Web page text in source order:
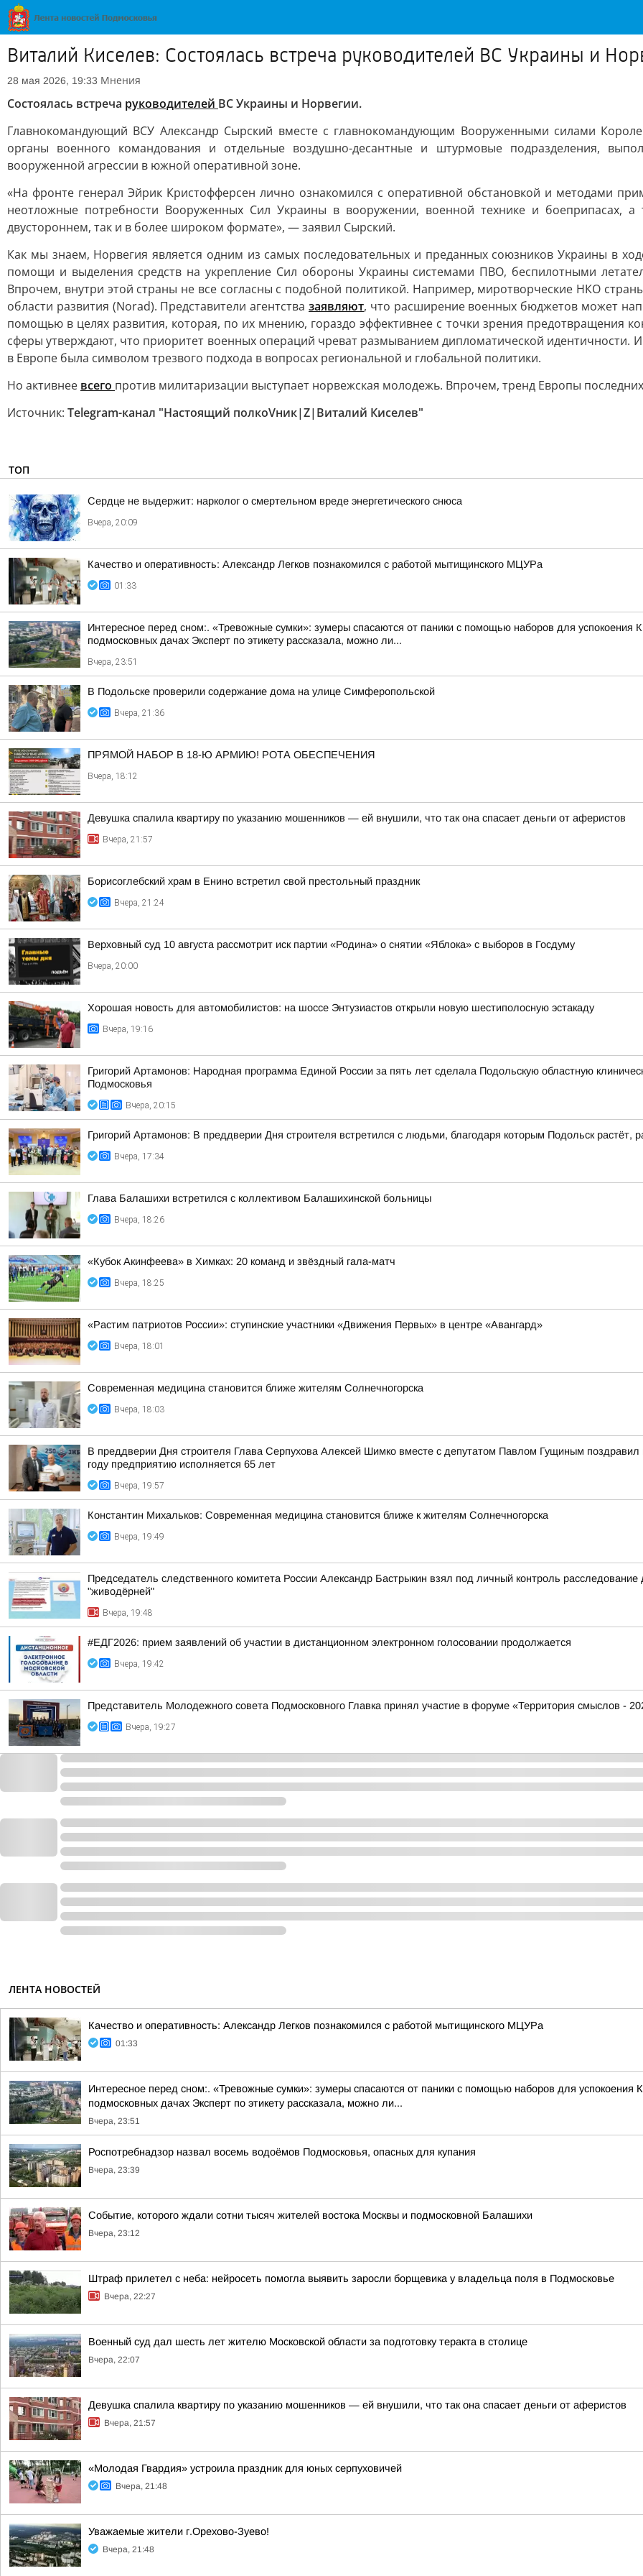
Виталий Киселев: Состоялась встреча руководителей ВС Украины и
28 мая 2026, 19:33 Мнения
Состоялась встреча руководителей ВС Украины и Норвегии.
Главнокомандующий ВСУ Александр Сырский вместе с главнокомандующим Вооруженными силами
органы военного командования и отдельные воздушно-десантные и штурмовые подразделения,
вооруженной агрессии в южной оперативной зоне.
«На фронте генерал Эйрик Кристофферсен лично ознакомился с оперативной обстановкой и методами
неотложные потребности Вооруженных Сил Украины в вооружении, военной технике и боеприпасах, а
двустороннем, так и в более широком формате», — заявил Сырский.
Как мы знаем, Норвегия является одним из самых последовательных и преданных союзников Украины в
помощи и выделения средств на укрепление Сил обороны Украины системами ПВО, беспилотными
Впрочем, внутри этой страны не все согласны с подобной политикой. Например, миротворческие НКО
области развития (Norad). Представители агентства заявляют, что расширение военных бюджетов может
помощью в целях развития, которая, по их мнению, гораздо эффективнее с точки зрения предотвращения
сферы утверждают, что приоритет военных операций чреват размыванием дипломатической
в Европе была символом трезвого подхода в вопросах региональной и глобальной политики.
Но активнее всего против милитаризации выступает норвежская молодежь. Впрочем, тренд Европы
Источник: Telegram-канал "Настоящий полкоVник|Z|Виталий Киселев"
ТОП
Сердце не выдержит: нарколог о смертельном вреде энергетического снюса
Вчера, 20:09
Качество и оперативность: Александр Легков познакомился с работой мытищинского МЦУРа
01:33
Интересное перед сном:. «Тревожные сумки»: зумеры спасаются от паники с помощью наборов для успокоения
подмосковных дачах Эксперт по этикету рассказала, можно ли...
Вчера, 23:51
В Подольске проверили содержание дома на улице Симферопольской
Вчера, 21:36
ПРЯМОЙ НАБОР В 18-Ю АРМИЮ! РОТА ОБЕСПЕЧЕНИЯ
Вчера, 18:12
Девушка спалила квартиру по указанию мошенников — ей внушили, что так она спасает деньги от аферистов
Вчера, 21:57
Борисоглебский храм в Енино встретил свой престольный праздник
Вчера, 21:24
Верховный суд 10 августа рассмотрит иск партии «Родина» о снятии «Яблока» с выборов в Госдуму
Вчера, 20:00
Хорошая новость для автомобилистов: на шоссе Энтузиастов открыли новую шестиполосную эстакаду
Вчера, 19:16
Григорий Артамонов: Народная программа Единой России за пять лет сделала Подольскую областную
Подмосковья
Вчера, 20:15
Григорий Артамонов: В преддверии Дня строителя встретился с людьми, благодаря которым Подольск растёт,
Вчера, 17:34
Глава Балашихи встретился с коллективом Балашихинской больницы
Вчера, 18:26
«Кубок Акинфеева» в Химках: 20 команд и звёздный гала-матч
Вчера, 18:25
«Растим патриотов России»: ступинские участники «Движения Первых» в центре «Авангард»
Вчера, 18:01
Современная медицина становится ближе жителям Солнечногорска
Вчера, 18:03
В преддверии Дня строителя Глава Серпухова Алексей Шимко вместе с депутатом Павлом Гущиным
году предприятию исполняется 65 лет
Вчера, 19:57
Константин Михальков: Современная медицина становится ближе к жителям Солнечногорска
Вчера, 19:49
Председатель следственного комитета России Александр Бастрыкин взял под личный контроль
"живодёрней"
Вчера, 19:48
#ЕДГ2026: прием заявлений об участии в дистанционном электронном голосовании продолжается
Вчера, 19:42
Представитель Молодежного совета Подмосковного Главка принял участие в форуме «Территория смыслов -
Вчера, 19:27
ЛЕНТА НОВОСТЕЙ
Качество и оперативность: Александр Легков познакомился с работой мытищинского МЦУРа
01:33
Интересное перед сном:. «Тревожные сумки»: зумеры спасаются от паники с помощью наборов для успокоения
подмосковных дачах Эксперт по этикету рассказала, можно ли...
Вчера, 23:51
Роспотребнадзор назвал восемь водоёмов Подмосковья, опасных для купания
Вчера, 23:39
Событие, которого ждали сотни тысяч жителей востока Москвы и подмосковной Балашихи
Вчера, 23:12
Штраф прилетел с неба: нейросеть помогла выявить заросли борщевика у владельца поля в Подмосковье
Вчера, 22:27
Военный суд дал шесть лет жителю Московской области за подготовку теракта в столице
Вчера, 22:07
Девушка спалила квартиру по указанию мошенников — ей внушили, что так она спасает деньги от аферистов
Вчера, 21:57
«Молодая Гвардия» устроила праздник для юных серпуховичей
Вчера, 21:48
Уважаемые жители г.Орехово-Зуево!
Вчера, 21:48